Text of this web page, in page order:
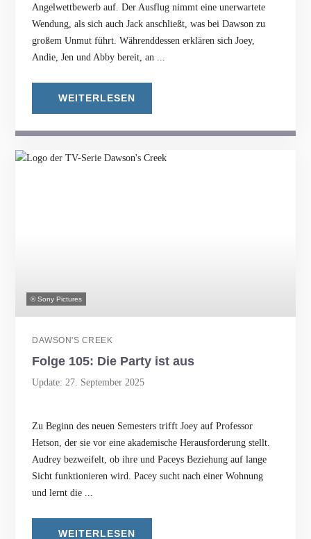
Angelwettbewerb auf. Der Ausflug nimmt eine unerwartete
Wendung, als sich auch Jack anschließt, was bei Dawson zu
großem Unmut führt. Währenddessen erklären sich Joey,
Andie, Jen und Abby bereit, an ...
WEITERLESEN
© Sony Pictures
DAWSON'S CREEK
Folge 105: Die Party ist aus
Update: 27. September 2025
Zu Beginn des neuen Semesters trifft Joey auf Professor
Hetson, der sie vor eine akademische Herausforderung stellt.
Audrey bezweifelt, ob ihre und Paceys Beziehung auf lange
Sicht funktionieren wird. Pacey sucht nach einer Wohnung
und lernt die ...
WEITERLESEN